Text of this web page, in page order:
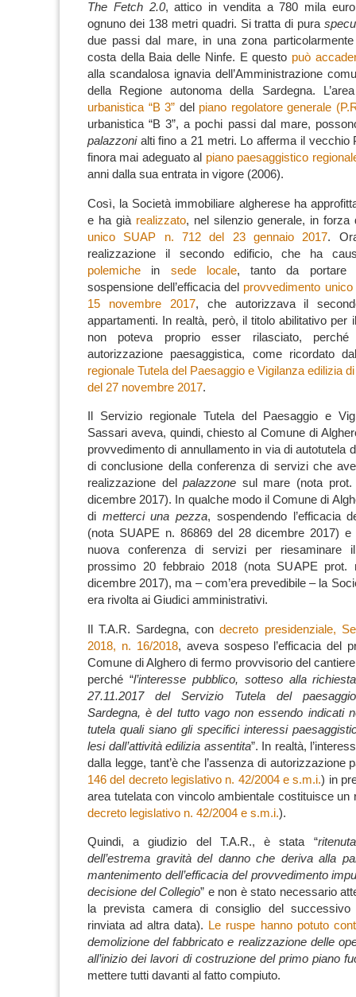
The Fetch 2.0, attico in vendita a 780 mila
ognuno dei 138 metri quadri. Si tratta di pura
due passi dal mare, in una zona
costa della Baia delle Ninfe. E questo può
alla scandalosa ignavia dell’Amministrazione
della Regione autonoma della Sardegna.
urbanistica “B 3” del piano regolatore generale
urbanistica “B 3”, a pochi passi dal mare,
palazzoni alti fino a 21 metri. Lo afferma il vecchio
finora mai adeguato al piano paesaggistico
anni dalla sua entrata in vigore (2006).
Così, la Società immobiliare algherese ha
e ha già realizzato, nel silenzio generale, in
unico SUAP n. 712 del 23 gennaio 2017.
realizzazione il secondo edificio, che ha
polemiche in sede locale, tanto da portare
sospensione dell’efficacia del provvedimento
15 novembre 2017, che autorizzava il
appartamenti.
In realtà, però, il titolo abilitativo per
non poteva proprio esser rilasciato,
autorizzazione paesaggistica, come ricordato
regionale Tutela del Paesaggio e Vigilanza edilizia
del 27 novembre 2017.
Il Servizio regionale Tutela del Paesaggio e
Sassari aveva, quindi, chiesto al Comune di
provvedimento di annullamento in via di autotutela
di conclusione della conferenza di servizi che
realizzazione delpalazzone sul mare (nota
dicembre 2017).
In qualche modo il Comune di
di metterci una pezza, sospendendo l’efficacia
(nota SUAPE n. 86869 del 28 dicembre 2017) e
nuova conferenza di servizi per riesaminare
prossimo 20 febbraio 2018 (nota SUAPE
dicembre 2017), ma – com’era prevedibile – la
era rivolta ai Giudici amministrativi.
Il T.A.R. Sardegna, condecreto presidenziale,
2018, n. 16/2018, aveva sospeso l’efficacia del
Comune di Alghero di fermo provvisorio del
perché “l’interesse pubblico, sotteso alla
27.11.2017 del Servizio Tutela del
Sardegna, è del tutto vago non essendo indicati
tutela quali siano gli specifici interessi
lesi dall’attività edilizia assentita”.
In realtà,
dalla legge, tant’è che l’assenza di autorizzazione
146 del decreto legislativo n. 42/2004 e s.m.i.) in
area tutelata con vincolo ambientale costituisce un
decreto legislativo n. 42/2004 e s.m.i.).
Quindi, a giudizio del T.A.R., è stata “
dell’estrema gravità del danno che deriva alla
mantenimento dell’efficacia del provvedimento
decisione del Collegio” e non è stato necessario
la prevista camera di consiglio del successivo
rinviata ad altra data).
Le ruspe hanno potuto
demolizione del fabbricato e realizzazione delle
all’inizio dei lavori di costruzione del primo piano
mettere tutti davanti al fatto compiuto.